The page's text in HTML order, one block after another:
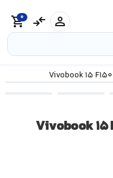
person
compare_arrows
shopping_cart
0